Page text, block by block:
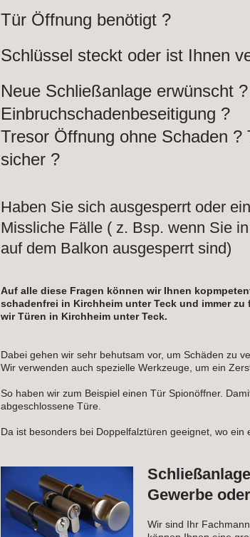
Tür Öffnung benötigt ?
Schlüssel steckt oder ist Ihnen
Neue Schließanlage erwünscht
Einbruchschadenbeseitigung ?
Tresor Öffnung ohne Schaden
sicher ?
Haben Sie sich ausgesperrt oder
Missliche Fälle ( z. Bsp. wenn Sie
auf dem Balkon ausgesperrt sind)
Auf alle diese Fragen können wir Ihnen
schadenfrei in Kirchheim unter Teck und immer
wir Türen in Kirchheim unter Teck.
Dabei gehen wir sehr behutsam vor, um Schäden zu
Wir verwenden auch spezielle Werkzeuge, um ein
So haben wir zum Beispiel einen Tür Spionöffner.
abgeschlossene Türe.
Da ist besonders bei Doppelfalztüren geeignet, wo ein
Gewerbe
Wir sind Ihr